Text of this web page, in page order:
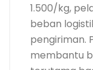
1.500/kg,
beban
pengiriman.
membantu